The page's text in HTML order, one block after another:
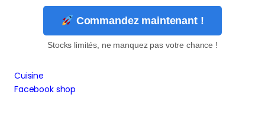
Commandez maintenant !
Stocks limités, ne manquez pas votre chance !
Cuisine
Facebook shop